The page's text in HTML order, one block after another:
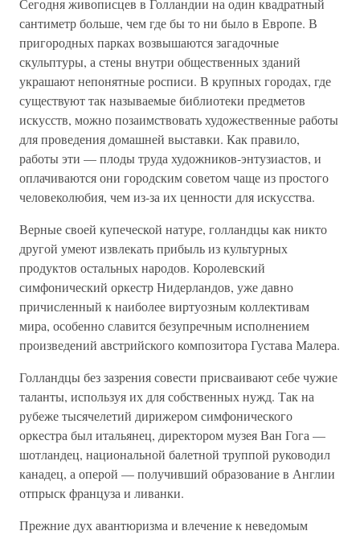
Сегодня живописцев в Голландии на один квадратный
сантиметр больше, чем где бы то ни было в Европе. В
пригородных парках возвышаются загадочные
скульптуры, а стены внутри общественных зданий
украшают непонятные росписи. В крупных городах, где
существуют так называемые библиотеки предметов
искусств, можно позаимствовать художественные работы
для проведения домашней выставки. Как правило,
работы эти — плоды труда художников-энтузиастов, и
оплачиваются они городским советом чаще из простого
человеколюбия, чем из-за их ценности для искусства.
Верные своей купеческой натуре, голландцы как никто
другой умеют извлекать прибыль из культурных
продуктов остальных народов. Королевский
симфонический оркестр Нидерландов, уже давно
причисленный к наиболее виртуозным коллективам
мира, особенно славится безупречным исполнением
произведений австрийского композитора Густава Малера.
Голландцы без зазрения совести присваивают себе чужие
таланты, используя их для собственных нужд. Так на
рубеже тысячелетий дирижером симфонического
оркестра был итальянец, директором музея Ван Гога —
шотландец, национальной балетной труппой руководил
канадец, а оперой — получивший образование в Англии
отпрыск француза и ливанки.
Прежние дух авантюризма и влечение к неведомым